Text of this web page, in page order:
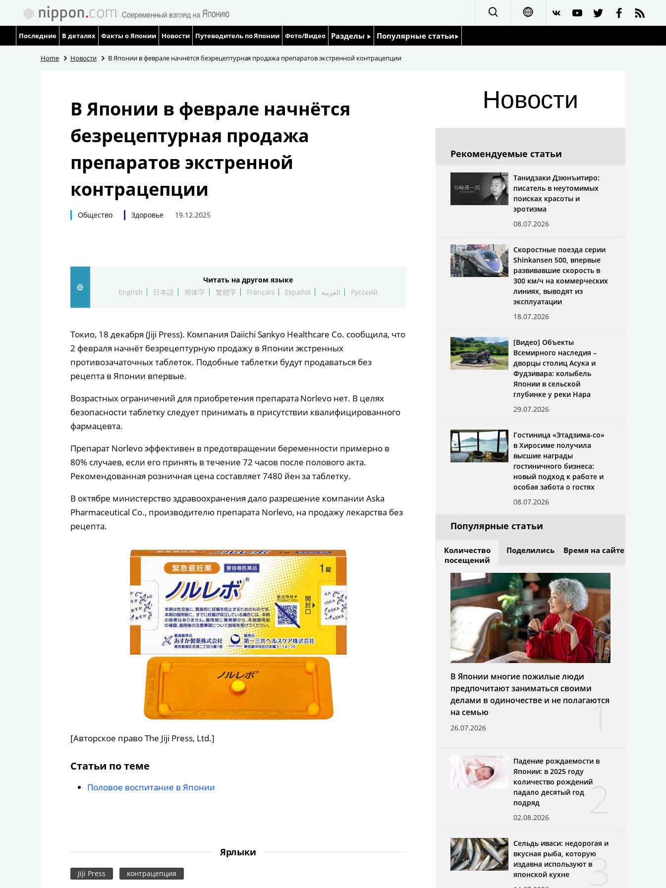
العربية
Последние В деталях Факты о Японии Новости Путеводитель по Японии Фото/Видео Разделы
Люди
Политика
Популярные статьи
Японский язык
Home Новости В Японии в феврале начнётся безрецептурная продажа препаратов экстренной контрацепции
В Японии в феврале начнётся
безрецептурная продажа
препаратов экстренной
контрацепции
Общество Здоровье 19.12.2025
Читать на другом языке
English
日本語 简体字 繁體字 Français Español العربية Русский
Токио, 18 декабря (Jiji Press). Компания Daiichi Sankyo Healthcare Co. сообщила, что
2 февраля начнёт безрецептурную продажу в Японии экстренных
противозачаточных таблеток. Подобные таблетки будут продаваться без
рецепта в Японии впервые.
Возрастных ограничений для приобретения препарата Norlevo нет. В целях
безопасности таблетку следует принимать в присутствии квалифицированного
фармацевта.
Препарат Norlevo эффективен в предотвращении беременности примерно в
80% случаев, если его принять в течение 72 часов после полового акта.
Рекомендованная розничная цена составляет 7480 йен за таблетку.
В октябре министерство здравоохранения дало разрешение компании Aska
Pharmaceutical Co., производителю препарата Norlevo, на продажу лекарства без
рецепта.
[Авторское право The Jiji Press, Ltd.]
Статьи по теме
Половое воспитание в Японии
Ярлыки
Jiji Press контрацепция
Новости
Рекомендуемые статьи
Танидзаки Дзюнъитиро:
писатель в неутомимых
поисках красоты и
эротизма
08.07.2026
Скоростные поезда серии
Shinkansen 500, впервые
развивавшие скорость в
300 км/ч на коммерческих
линиях, выводят из
эксплуатации
18.07.2026
[Видео] Объекты
Всемирного наследия –
дворцы столиц Асука и
Фудзивара: колыбель
Японии в сельской
глубинке у реки Нара
29.07.2026
Гостиница «Этадзима-со»
в Хиросиме получила
высшие награды
гостиничного бизнеса:
новый подход к работе и
особая забота о гостях
08.07.2026
Популярные статьи
Количество
посещений
Поделились Время на сайте
1
В Японии многие пожилые люди
предпочитают заниматься своими
делами в одиночестве и не полагаются
на семью
26.07.2026
2
Падение рождаемости в
Японии: в 2025 году
количество рождений
падало десятый год
подряд
02.08.2026
3
Сельдь иваси: недорогая и
вкусная рыба, которую
издавна используют в
японской кухне